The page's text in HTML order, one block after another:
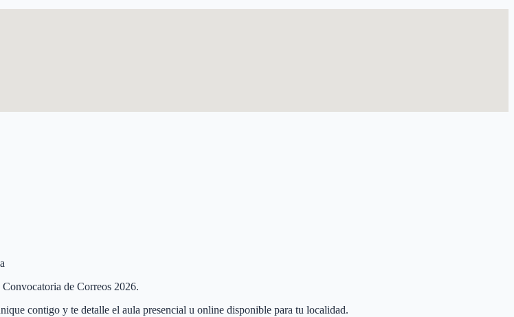
de Correos 2026.
contigo y te detalle el aula presencial u online disponible para tu localidad.